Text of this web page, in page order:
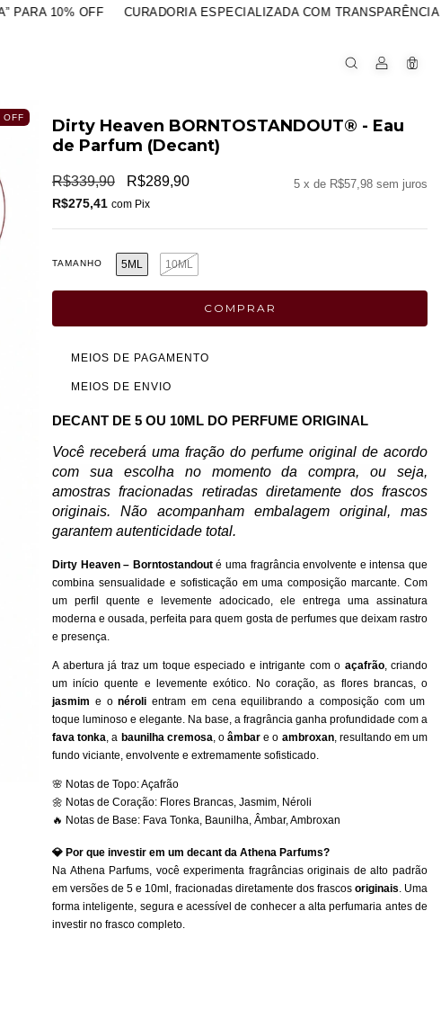
10% OFF CURADORIA ESPECIALIZADA COM TRANSPARÊNCIA E
0
OFF
Dirty Heaven BORNTOSTANDOUT® - Eau
de Parfum (Decant)
R$339,90 R$289,90 5 x de R$57,98 sem juros
R$275,41 com Pix
TAMANHO 5ML 10ML
MEIOS DE PAGAMENTO
MEIOS DE ENVIO
DECANT DE 5 OU 10ML DO PERFUME ORIGINAL
Você receberá uma fração do perfume original de acordo
com sua escolha no momento da compra,ou seja,
amostras fracionadas retiradas diretamente dos frascos
originais. Não acompanham embalagem original, mas
garantem autenticidade total.
Dirty Heaven – Borntostandouté uma fragrância envolvente e intensa que
combina sensualidade e sofisticação em uma composição marcante. Com
um perfil quente e levemente adocicado, ele entrega uma assinatura
moderna e ousada, perfeita para quem gosta de perfumes que deixam rastro
e presença.
A abertura já traz um toque especiado e intrigante com o açafrão, criando
um início quente e levemente exótico. No coração, as flores brancas, o
jasmim e onéroli entram em cena equilibrando a composição com um
toque luminoso e elegante. Na base, a fragrância ganha profundidade com a
fava tonka, a baunilha cremosa, oâmbar e o ambroxan, resultando em um
fundo viciante, envolvente e extremamente sofisticado.
🌸 Notas de Topo: Açafrão
🌼 Notas de Coração: Flores Brancas, Jasmim, Néroli
🔥 Notas de Base: Fava Tonka, Baunilha, Âmbar, Ambroxan
💎 Por que investir em um decant da Athena Parfums?
Na Athena Parfums, você experimenta fragrâncias originais de alto padrão
em versões de 5 e 10ml, fracionadas diretamente dos frascos originais. Uma
forma inteligente, segura e acessível de conhecer a alta perfumaria antes de
investir no frasco completo.